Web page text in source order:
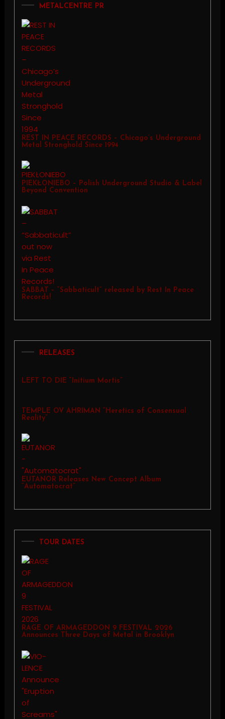
METALCENTRE PR
REST IN PEACE RECORDS – Chicago’s Underground
Metal Stronghold Since 1994
PIEKŁONIEBO – Polish Underground Studio & Label
Beyond Convention
SABBAT – “Sabbaticult” released by Rest In Peace
Records!
RELEASES
LEFT TO DIE “Initium Mortis”
TEMPLE OV AHRIMAN “Heretics of Consensual
Reality”
EUTANOR Releases New Concept Album
“Automatocrat”
TOUR DATES
RAGE OF ARMAGEDDON 9 FESTIVAL 2026
Announces Three Days of Metal in Brooklyn